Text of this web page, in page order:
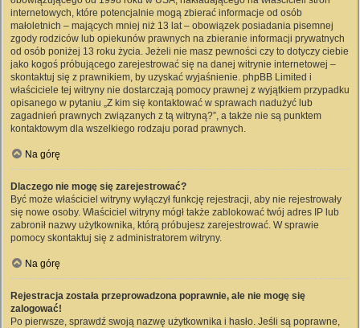
internetowych, które potencjalnie mogą zbierać informacje od osób
małoletnich – mających mniej niż 13 lat – obowiązek posiadania pisemnej
zgody rodziców lub opiekunów prawnych na zbieranie informacji prywatnych
od osób poniżej 13 roku życia. Jeżeli nie masz pewności czy to dotyczy ciebie
jako kogoś próbującego zarejestrować się na danej witrynie internetowej –
skontaktuj się z prawnikiem, by uzyskać wyjaśnienie. phpBB Limited i
właściciele tej witryny nie dostarczają pomocy prawnej z wyjątkiem przypadku
opisanego w pytaniu „Z kim się kontaktować w sprawach nadużyć lub
zagadnień prawnych związanych z tą witryną?”, a także nie są punktem
kontaktowym dla wszelkiego rodzaju porad prawnych.
Na górę
Dlaczego nie mogę się zarejestrować?
Być może właściciel witryny wyłączył funkcję rejestracji, aby nie rejestrowały
się nowe osoby. Właściciel witryny mógł także zablokować twój adres IP lub
zabronił nazwy użytkownika, którą próbujesz zarejestrować. W sprawie
pomocy skontaktuj się z administratorem witryny.
Na górę
Rejestracja została przeprowadzona poprawnie, ale nie mogę się
zalogować!
Po pierwsze, sprawdź swoją nazwę użytkownika i hasło. Jeśli są poprawne,